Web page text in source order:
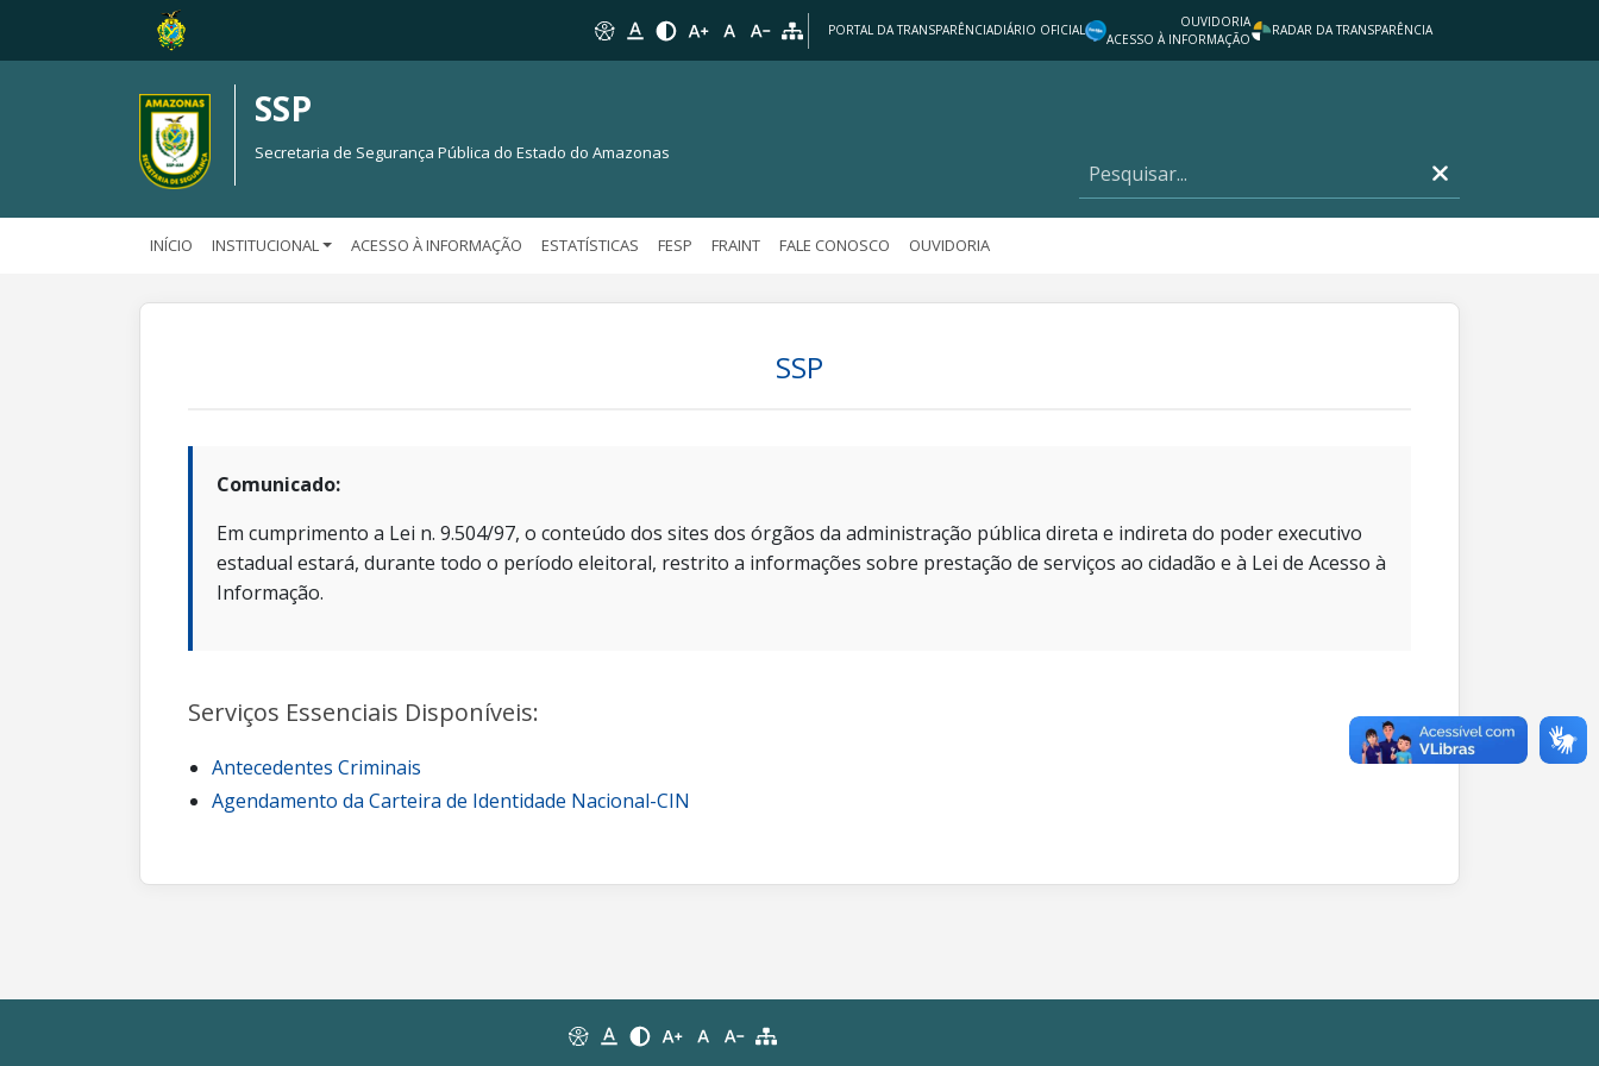
PORTAL DA TRANSPARÊNCIADIÁRIO OFICIAL
OUVIDORIA
ACESSO À INFORMAÇÃO
RADAR DA TRANSPARÊNCIA
SSP
Secretaria de Segurança Pública do Estado do Amazonas
INÍCIO INSTITUCIONAL ACESSO À INFORMAÇÃO ESTATÍSTICAS FESP FRAINT FALE CONOSCO OUVIDORIA
SSP
Comunicado:
Em cumprimento a Lei n. 9.504/97, o conteúdo dos sites dos órgãos da administração pública direta e indireta do poder executivo
estadual estará, durante todo o período eleitoral, restrito a informações sobre prestação de serviços ao cidadão e à Lei de Acesso à
Informação.
Serviços Essenciais Disponíveis:
Antecedentes Criminais
Agendamento da Carteira de Identidade Nacional-CIN